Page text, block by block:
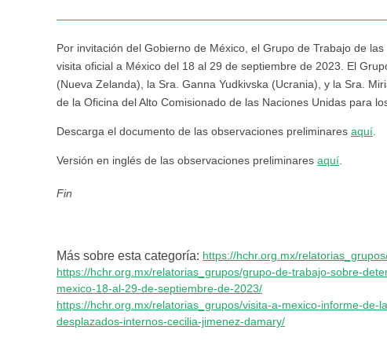
Por invitación del Gobierno de México, el Grupo de Trabajo de
visita oficial a México del 18 al 29 de septiembre de 2023. El
(Nueva Zelanda), la Sra. Ganna Yudkivska (Ucrania), y la Sra.
de la Oficina del Alto Comisionado de las Naciones Unidas para
Descarga el documento de las observaciones preliminares aquí
Versión en inglés de las observaciones preliminares aquí
Fin
Más sobre esta categoría: https://hchr.org.mx/
https://hchr.org.mx/relatorias_grupos/grupo-de-trabajo-sobre-
mexico-18-al-29-de-septiembre-de-2023/
https://hchr.org.mx/relatorias_grupos/visita-a-mexico-informe-
desplazados-internos-cecilia-jimenez-damary/